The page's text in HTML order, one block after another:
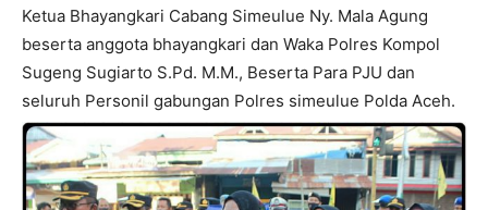
Ketua Bhayangkari Cabang Simeulue Ny. Mala Agung
beserta anggota bhayangkari dan Waka Polres Kompol
Sugeng Sugiarto S.Pd. M.M., Beserta Para PJU dan
seluruh Personil gabungan Polres simeulue Polda Aceh.